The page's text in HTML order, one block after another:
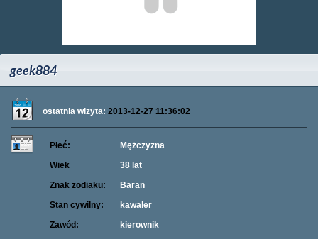
geek884
ostatnia wizyta: 2013-12-27 11:36:02
Płeć:
Mężczyzna
Wiek
38 lat
Znak zodiaku:
Baran
Stan cywilny:
kawaler
Zawód:
kierownik